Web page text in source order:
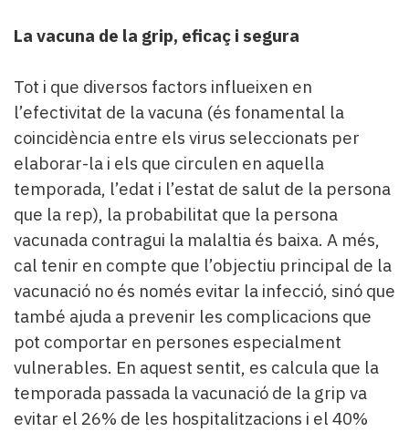
La vacuna de la grip, eficaç i segura
Tot i que diversos factors influeixen en
l’efectivitat de la vacuna (és fonamental la
coincidència entre els virus seleccionats per
elaborar-la i els que circulen en aquella
temporada, l’edat i l’estat de salut de la persona
que la rep), la probabilitat que la persona
vacunada contragui la malaltia és baixa. A més,
cal tenir en compte que l’objectiu principal de la
vacunació no és només evitar la infecció, sinó que
també ajuda a prevenir les complicacions que
pot comportar en persones especialment
vulnerables. En aquest sentit, es calcula que la
temporada passada la vacunació de la grip va
evitar el 26% de les hospitalitzacions i el 40%